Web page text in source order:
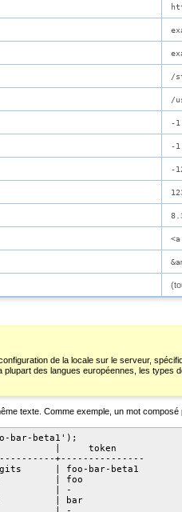
/
/
-
-
-
de la locale sur le serveur,
des langues européennes, les types
texte. Comme exemple, un mot
bar-beta1');
|     token
+---------------
| foo-bar-beta1
| foo
| -
| bar